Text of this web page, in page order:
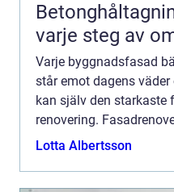
Betonghåltagning
varje steg av
Varje byggnadsfasad
står emot dagens
kan själv den starkaste
renovering.
kosmetisk förbä...
Lotta Albertsson